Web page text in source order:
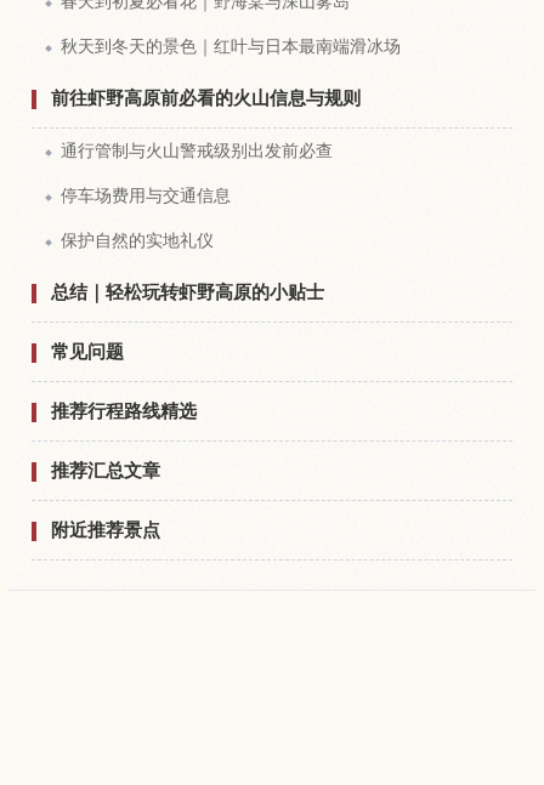
秋天到冬天的景色｜红叶与日本最南端滑冰场
前往虾野高原前必看的火山信息与规则
通行管制与火山警戒级别出发前必查
停车场费用与交通信息
保护自然的实地礼仪
总结｜轻松玩转虾野高原的小贴士
常见问题
推荐行程路线精选
推荐汇总文章
附近推荐景点